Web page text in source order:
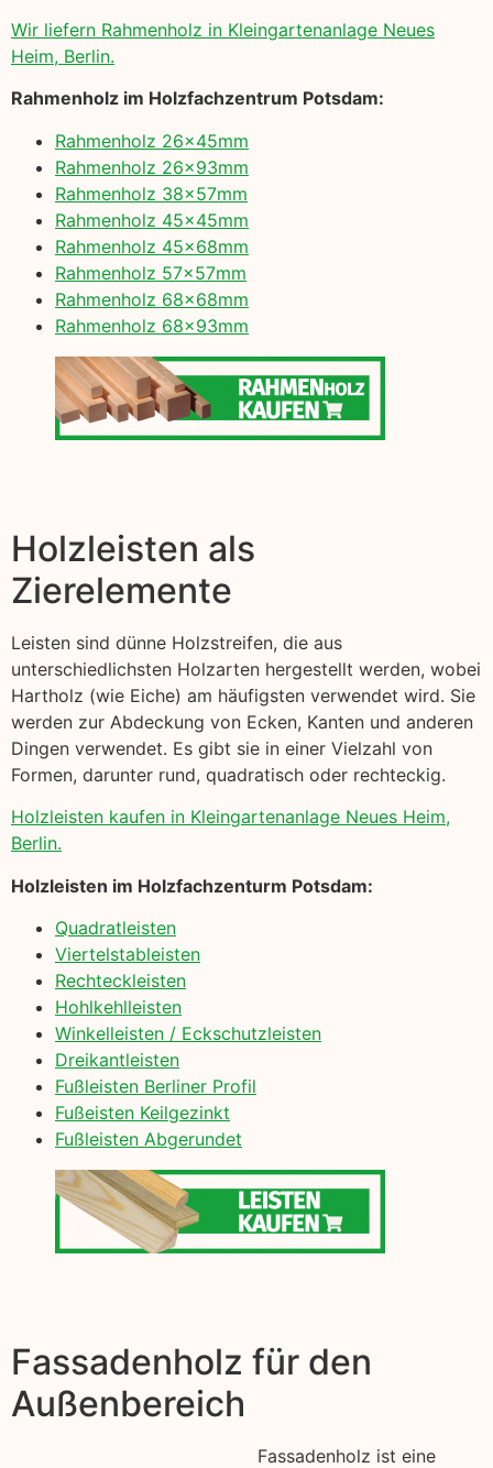
Wir liefern Rahmenholz in Kleingartenanlage Neues
Heim, Berlin.
Rahmenholz im Holzfachzentrum Potsdam:
Rahmenholz 26x45mm
Rahmenholz 26x93mm
Rahmenholz 38x57mm
Rahmenholz 45x45mm
Rahmenholz 45x68mm
Rahmenholz 57x57mm
Rahmenholz 68x68mm
Rahmenholz 68x93mm
Holzleisten als
Zierelemente
Leisten sind dünne Holzstreifen, die aus
unterschiedlichsten Holzarten hergestellt werden, wobei
Hartholz (wie Eiche) am häufigsten verwendet wird. Sie
werden zur Abdeckung von Ecken, Kanten und anderen
Dingen verwendet. Es gibt sie in einer Vielzahl von
Formen, darunter rund, quadratisch oder rechteckig.
Holzleisten kaufen in Kleingartenanlage Neues Heim,
Berlin.
Holzleisten im Holzfachzenturm Potsdam:
Quadratleisten
Viertelstableisten
Rechteckleisten
Hohlkehlleisten
Winkelleisten / Eckschutzleisten
Dreikantleisten
Fußleisten Berliner Profil
Fußeisten Keilgezinkt
Fußleisten Abgerundet
Fassadenholz für den
Außenbereich
Fassadenholz ist eine